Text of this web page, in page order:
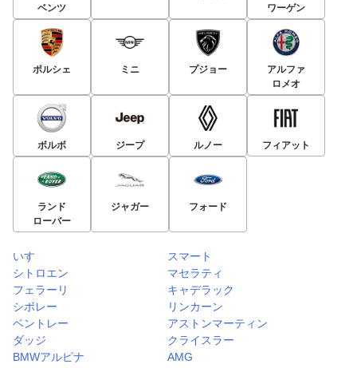
ベンツ
ワーゲン
ポルシェ ミニ プジョー
アルファ
ロメオ
ボルボ ジープ ルノー フィアット
ランド
ローバー
ジャガー フォード
いすゞ
スマート
シトロエン
マセラティ
フェラーリ
キャデラック
シボレー
リンカーン
ベントレー
アストンマーティン
ダッジ
クライスラー
BMWアルピナ
AMG